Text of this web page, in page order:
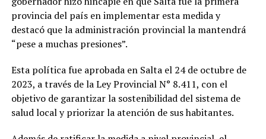
provincia del país en implementar esta medida y
destacó que la administración provincial la mantendrá
“pese a muchas presiones”.
Esta política fue aprobada en Salta el 24 de octubre de
2023, a través de la Ley Provincial N° 8.411, con el
objetivo de garantizar la sostenibilidad del sistema de
salud local y priorizar la atención de sus habitantes.